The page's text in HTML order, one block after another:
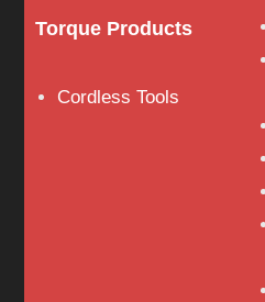
Torque Products
Cordless Tools